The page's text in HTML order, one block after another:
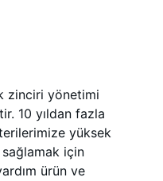
zinciri yönetimi
10 yıldan fazla
yüksek
için
ürün ve